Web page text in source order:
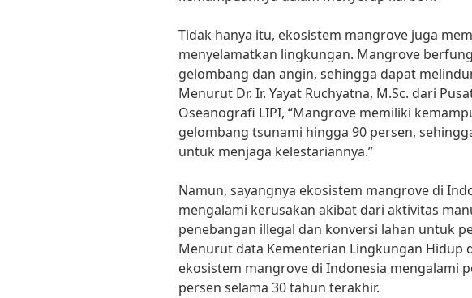
Tidak hanya itu, ekosistem mangrove juga
menyelamatkan lingkungan. Mangrove
gelombang dan angin, sehingga dapat
Menurut Dr. Ir. Yayat Ruchyatna, M.Sc. dari
Oseanografi LIPI, “Mangrove memiliki
gelombang tsunami hingga 90 persen,
untuk menjaga kelestariannya.”
Namun, sayangnya ekosistem mangrove di
mengalami kerusakan akibat dari aktivitas
penebangan illegal dan konversi lahan untuk
Menurut data Kementerian Lingkungan Hidup
ekosistem mangrove di Indonesia mengalami
persen selama 30 tahun terakhir.